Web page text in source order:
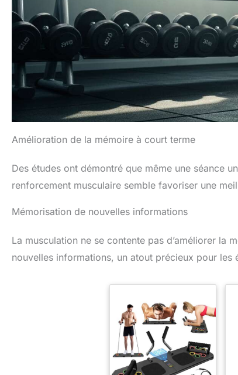
Amélioration de la mémoire à court terme
Des études ont démontré que même une séance
renforcement musculaire semble favoriser une
Mémorisation de nouvelles informations
La musculation ne se contente pas d’améliorer la
nouvelles informations, un atout précieux pour